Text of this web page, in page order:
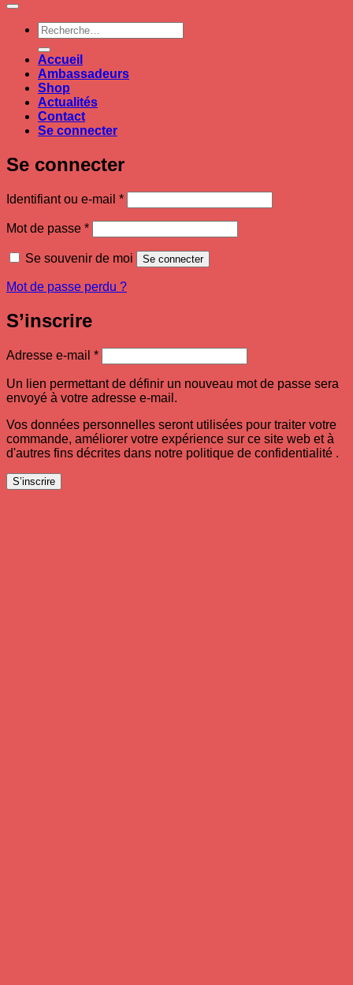
Recherche
pour :
Accueil
Ambassadeurs
Shop
Actualités
Contact
Se connecter
Se connecter
Identifiant ou e-mail *Obligatoire
Mot de passe *Obligatoire
Se souvenir de moi Se connecter
Mot de passe perdu ?
S’inscrire
Adresse e-mail *Obligatoire
Un lien permettant de définir un nouveau mot de passe sera
envoyé à votre adresse e-mail.
Vos données personnelles seront utilisées pour traiter votre
commande, améliorer votre expérience sur ce site web et à
d'autres fins décrites dans notre politique de confidentialité .
S’inscrire